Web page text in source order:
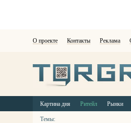
О проекте Контакты Реклама
Картина дня Ритейл Рынки
Темы: